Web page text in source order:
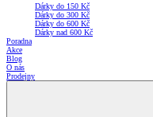
Dárky do 150 Kč
Dárky do 300 Kč
Dárky do 600 Kč
Dárky nad 600 Kč
Poradna
Akce
Blog
O nás
Prodejny